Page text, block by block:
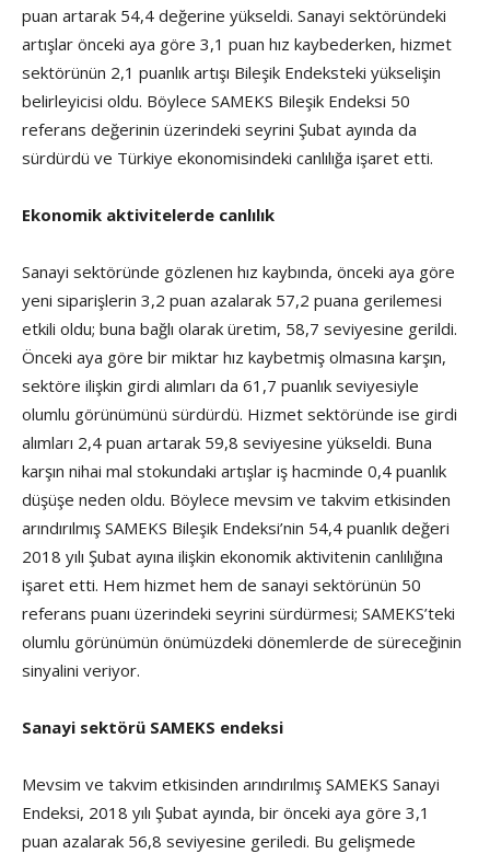
puan artarak 54,4 değerine yükseldi. Sanayi sektöründeki
artışlar önceki aya göre 3,1 puan hız kaybederken, hizmet
sektörünün 2,1 puanlık artışı Bileşik Endeksteki yükselişin
belirleyicisi oldu. Böylece SAMEKS Bileşik Endeksi 50
referans değerinin üzerindeki seyrini Şubat ayında da
sürdürdü ve Türkiye ekonomisindeki canlılığa işaret etti.
Ekonomik aktivitelerde canlılık
Sanayi sektöründe gözlenen hız kaybında, önceki aya göre
yeni siparişlerin 3,2 puan azalarak 57,2 puana gerilemesi
etkili oldu; buna bağlı olarak üretim, 58,7 seviyesine gerildi.
Önceki aya göre bir miktar hız kaybetmiş olmasına karşın,
sektöre ilişkin girdi alımları da 61,7 puanlık seviyesiyle
olumlu görünümünü sürdürdü. Hizmet sektöründe ise girdi
alımları 2,4 puan artarak 59,8 seviyesine yükseldi. Buna
karşın nihai mal stokundaki artışlar iş hacminde 0,4 puanlık
düşüşe neden oldu. Böylece mevsim ve takvim etkisinden
arındırılmış SAMEKS Bileşik Endeksi’nin 54,4 puanlık değeri
2018 yılı Şubat ayına ilişkin ekonomik aktivitenin canlılığına
işaret etti. Hem hizmet hem de sanayi sektörünün 50
referans puanı üzerindeki seyrini sürdürmesi; SAMEKS’teki
olumlu görünümün önümüzdeki dönemlerde de süreceğinin
sinyalini veriyor.
Sanayi sektörü SAMEKS endeksi
Mevsim ve takvim etkisinden arındırılmış SAMEKS Sanayi
Endeksi, 2018 yılı Şubat ayında, bir önceki aya göre 3,1
puan azalarak 56,8 seviyesine geriledi. Bu gelişmede